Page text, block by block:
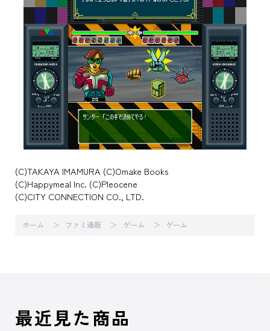
(C)TAKAYA IMAMURA (C)Omake Books
(C)Happymeal Inc. (C)Pleocene
(C)CITY CONNECTION CO., LTD.
ホーム ファミ通販 ゲーム ゲーム
最近見た商品